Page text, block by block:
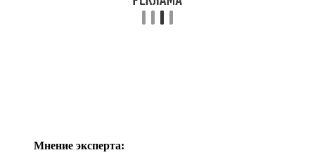
Мнение эксперта: